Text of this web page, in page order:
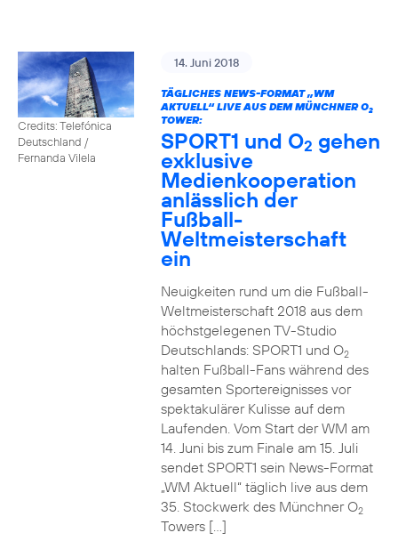
Credits: Telefónica
Deutschland /
Fernanda Vilela
14. Juni 2018
TÄGLICHES NEWS-FORMAT „WM
AKTUELL“ LIVE AUS DEM MÜNCHNER O2
TOWER:
SPORT1 und O2 gehen
exklusive
Medienkooperation
anlässlich der
Fußball-
Weltmeisterschaft
ein
Neuigkeiten rund um die Fußball-
Weltmeisterschaft 2018 aus dem
höchstgelegenen TV-Studio
Deutschlands: SPORT1 und O2
halten Fußball-Fans während des
gesamten Sportereignisses vor
spektakulärer Kulisse auf dem
Laufenden. Vom Start der WM am
14. Juni bis zum Finale am 15. Juli
sendet SPORT1 sein News-Format
„WM Aktuell“ täglich live aus dem
35. Stockwerk des Münchner O2
Towers […]